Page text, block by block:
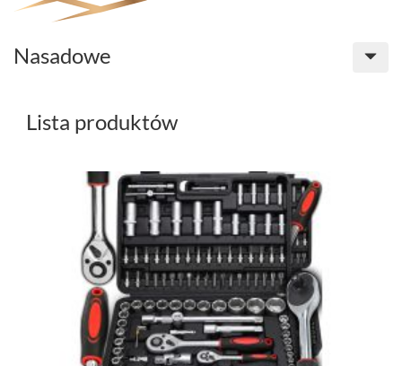
Nasadowe
Lista produktów